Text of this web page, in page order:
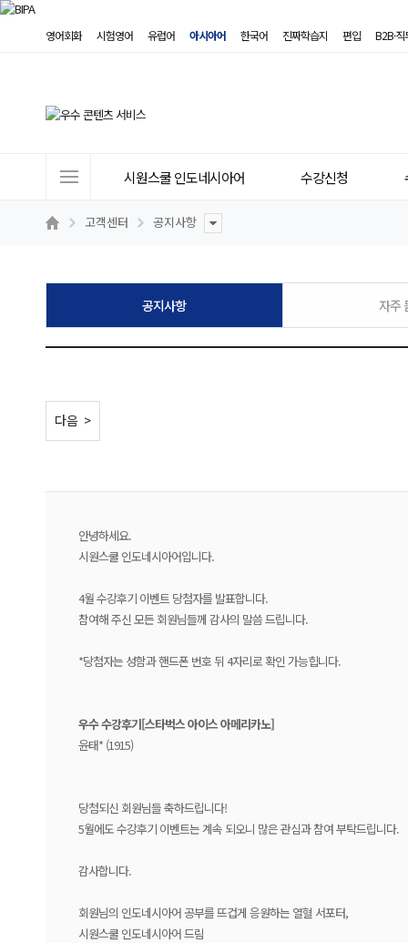
영어회화 시험영어 유럽어 아시아어 한국어 진짜학습지 편입 B2B·
트
시원스쿨 인도네시아어 수강신청
고객센터 공지사항
공지사항 자주
< 이전
다음 >
안녕하세요.
시원스쿨 인도네시아어입니다.
4월 수강후기 이벤트 당첨자를 발표합니다.
참여해 주신 모든 회원님들께 감사의 말씀 드립니다.
*당첨자는 성함과 핸드폰 번호 뒤 4자리로 확인 가능힙니다.
우수 수강후기[스타벅스 아이스 아메리카노]
윤태* (1915)
당첨되신 회원님들 축하드립니다!
5월에도 수강후기 이벤트는 계속 되오니 많은 관심과 참여 부탁드립니다.
감사합니다.
회원님의 인도네시아어 공부를 뜨겁게 응원하는 열혈 서포터,
시원스쿨 인도네시아어 드림